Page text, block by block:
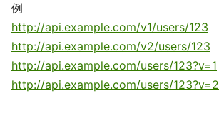
例
http://api.example.com/v1/users/123
http://api.example.com/v2/users/123
http://api.example.com/users/123?v=1
http://api.example.com/users/123?v=2